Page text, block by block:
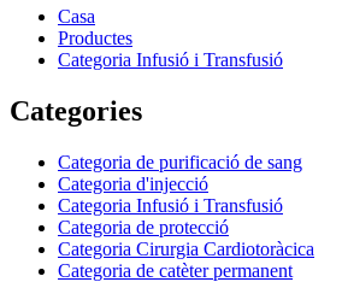
Casa
Productes
Categoria Infusió i Transfusió
Categories
Categoria de purificació de sang
Categoria d'injecció
Categoria Infusió i Transfusió
Categoria de protecció
Categoria Cirurgia Cardiotoràcica
Categoria de catèter permanent